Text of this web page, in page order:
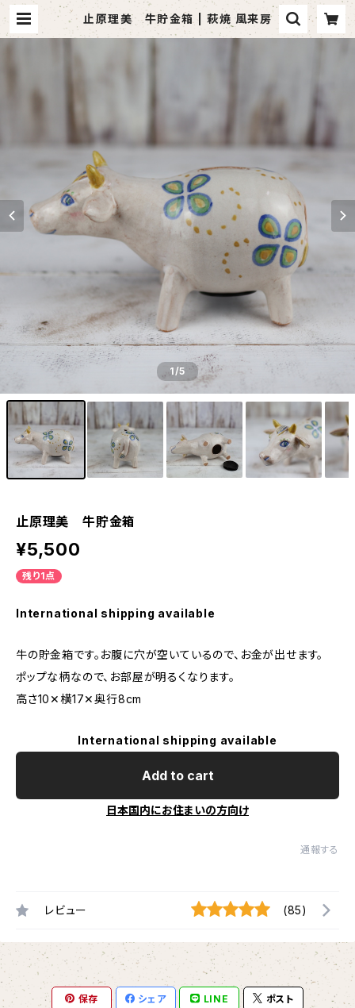
止原理美 牛貯金箱 | 萩焼 風来房
1/5
止原理美 牛貯金箱
¥5,500
残り1点
International shipping available
牛の貯金箱です。お腹に穴が空いているので、お金が出せます。
ポップな柄なので、お部屋が明るくなります。
高さ10✕横17✕奥行8cm
International shipping available
Add to cart
日本国内にお住まいの方向け
通報する
レビュー (85)
保存 シェア LINE ポスト